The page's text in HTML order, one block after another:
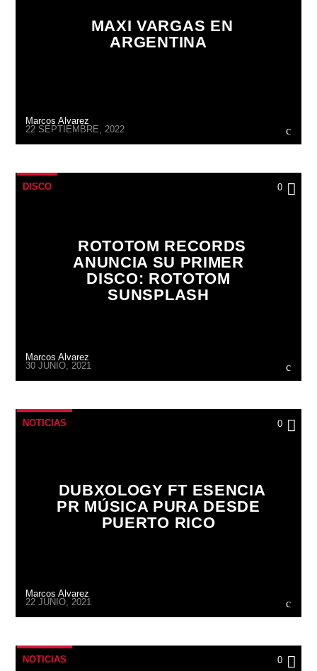
MAXI VARGAS EN
ARGENTINA
Marcos Alvarez
22 SEPTIEMBRE, 2022
DISCO 0
ROTOTOM RECORDS
ANUNCIA SU PRIMER
DISCO: ROTOTOM
SUNSPLASH
Marcos Alvarez
30 JUNIO, 2021
NOTICIAS 0
DUBXOLOGY FT ESENCIA
PR MÚSICA PURA DESDE
PUERTO RICO
Marcos Alvarez
22 JUNIO, 2021
NOTICIAS 0